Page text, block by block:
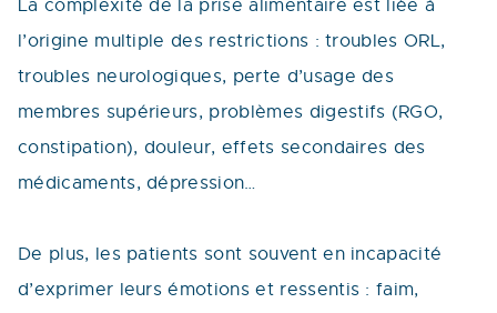
La complexité de la prise alimentaire est liée à
l’origine multiple des restrictions : troubles ORL,
troubles neurologiques, perte d’usage des
membres supérieurs, problèmes digestifs (RGO,
constipation), douleur, effets secondaires des
médicaments, dépression…
De plus, les patients sont souvent en incapacité
d’exprimer leurs émotions et ressentis : faim,